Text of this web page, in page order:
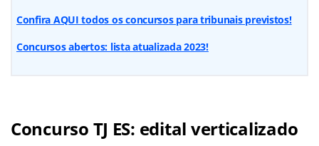
Confira AQUI todos os concursos para tribunais previstos!
Concursos abertos: lista atualizada 2023!
Concurso TJ ES: edital verticalizado